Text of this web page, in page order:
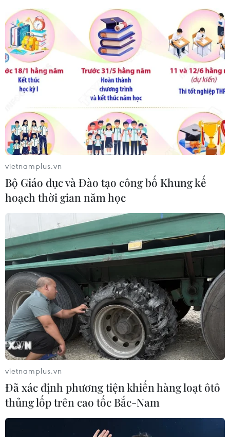
COVID-19: Đức kéo dài và siết chặt các
biện pháp chống dịch
Chính phủ liên bang Đức và chính quyền các bang đã
nhất trí kéo dài các biện pháp phong tỏa sau ngày 10/1
cho tới ngày 31/1 tới.
vietnamplus.vn
Bộ Giáo dục và Đào tạo công bố Khung kế
hoạch thời gian năm học
vietnamplus.vn
Đã xác định phương tiện khiến hàng loạt ôtô
thủng lốp trên cao tốc Bắc-Nam